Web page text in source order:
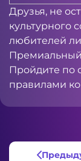
Друзья, не
культурного
любителей
Пройдите по
правилами